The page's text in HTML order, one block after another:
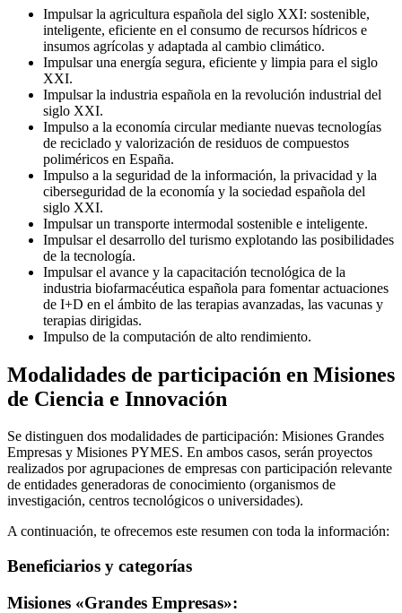
Impulsar la agricultura española del siglo XXI: sostenible,
inteligente, eficiente en el consumo de recursos hídricos e
insumos agrícolas y adaptada al cambio climático.
Impulsar una energía segura, eficiente y limpia para el siglo
XXI.
Impulsar la industria española en la revolución industrial del
siglo XXI.
Impulso a la economía circular mediante nuevas tecnologías
de reciclado y valorización de residuos de compuestos
poliméricos en España.
Impulso a la seguridad de la información, la privacidad y la
ciberseguridad de la economía y la sociedad española del
siglo XXI.
Impulsar un transporte intermodal sostenible e inteligente.
Impulsar el desarrollo del turismo explotando las posibilidades
de la tecnología.
Impulsar el avance y la capacitación tecnológica de la
industria biofarmacéutica española para fomentar actuaciones
de I+D en el ámbito de las terapias avanzadas, las vacunas y
terapias dirigidas.
Impulso de la computación de alto rendimiento.
Modalidades de participación en Misiones
de Ciencia e Innovación
Se distinguen dos modalidades de participación: Misiones Grandes
Empresas y Misiones PYMES. En ambos casos, serán proyectos
realizados por agrupaciones de empresas con participación relevante
de entidades generadoras de conocimiento (organismos de
investigación, centros tecnológicos o universidades).
A continuación, te ofrecemos este resumen con toda la información:
Beneficiarios y categorías
Misiones «Grandes Empresas»: